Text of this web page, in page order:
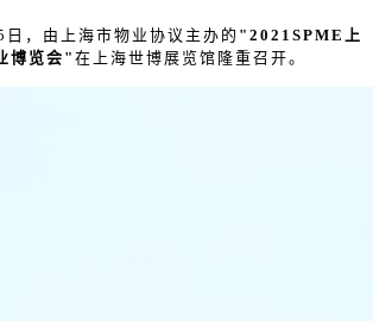
日，由上海市物业协议主办的 " 2021SPME
上
博览会 " 在 上海世博展览馆隆重召开。